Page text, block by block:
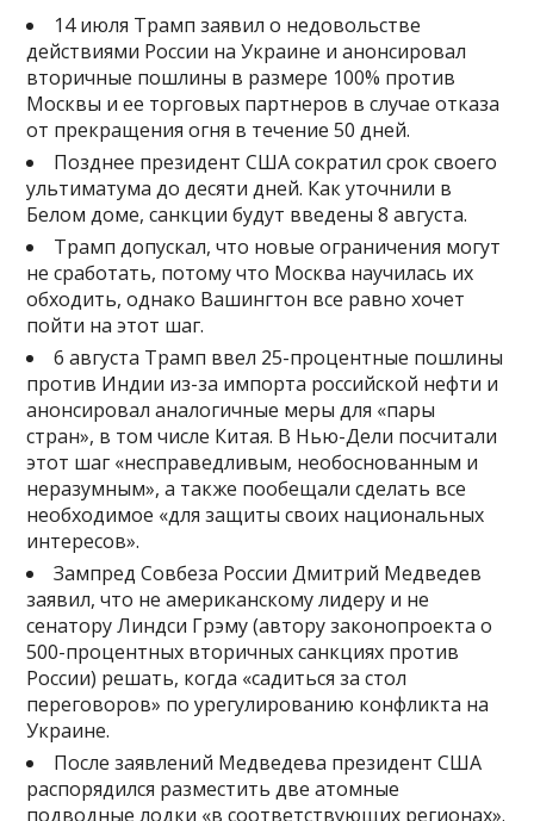
14 июля Трамп заявил о недовольстве
действиями России на Украине и анонсировал
вторичные пошлины в размере 100% против
Москвы и ее торговых партнеров в случае отказа
от прекращения огня в течение 50 дней.
Позднее президент США сократил срок своего
ультиматума до десяти дней. Как уточнили в
Белом доме, санкции будут введены 8 августа.
Трамп допускал, что новые ограничения могут
не сработать, потому что Москва научилась их
обходить, однако Вашингтон все равно хочет
пойти на этот шаг.
6 августа Трамп ввел 25-процентные пошлины
против Индии из-за импорта российской нефти и
анонсировал аналогичные меры для «пары
стран», в том числе Китая. В Нью-Дели посчитали
этот шаг «несправедливым, необоснованным и
неразумным», а также пообещали сделать все
необходимое «для защиты своих национальных
интересов».
Зампред Совбеза России Дмитрий Медведев
заявил, что не американскому лидеру и не
сенатору Линдси Грэму (автору законопроекта о
500-процентных вторичных санкциях против
России) решать, когда «садиться за стол
переговоров» по урегулированию конфликта на
Украине.
После заявлений Медведева президент США
распорядился разместить две атомные
подводные лодки «в соответствующих регионах».